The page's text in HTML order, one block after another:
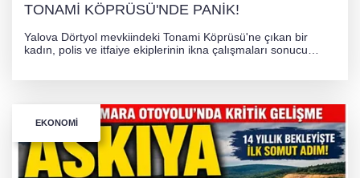
TONAMİ KÖPRÜSÜ'NDE PANİK!
Yalova Dörtyol mevkiindeki Tonami Köprüsü'ne çıkan bir
kadın, polis ve itfaiye ekiplerinin ikna çalışmaları sonucu
EKONOMI